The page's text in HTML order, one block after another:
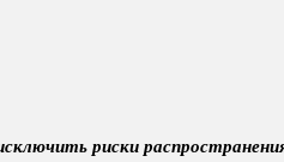
риски